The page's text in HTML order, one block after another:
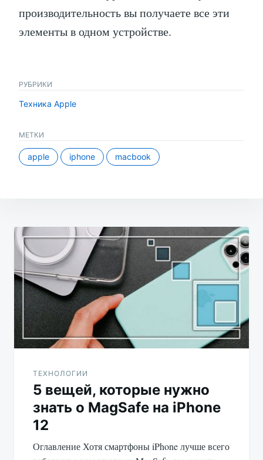
производительность вы получаете все эти
элементы в одном устройстве.
РУБРИКИ
Техника Apple
МЕТКИ
apple iphone macbook
Навигация
по
записям
ТЕХНОЛОГИИ
5 вещей, которые нужно
знать о MagSafe на iPhone
12
Оглавление Хотя смартфоны iPhone лучше всего